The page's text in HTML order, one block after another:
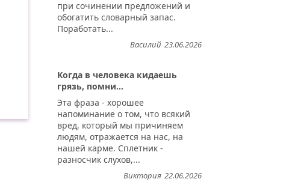
при сочинении предложений и
обогатить словарный запас.
Поработать...
23.06.2026
Василий
Когда в человека кидаешь
грязь, помни...
Эта фраза - хорошее
напоминание о том, что всякий
вред, который мы причиняем
людям, отражается на нас, на
нашей карме. Сплетник -
разносчик слухов,...
22.06.2026
Виктория